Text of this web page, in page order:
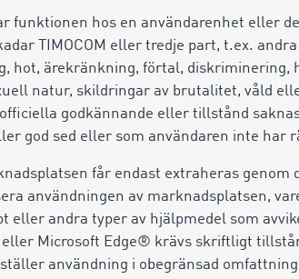
funktionen hos en användarenhet eller
TIMOCOM eller tredje part, t.ex.
hot, ärekränkning, förtal, diskriminering,
natur, skildringar av brutalitet, våld
godkännande eller tillstånd
god sed eller som användaren inte har
får endast extraheras genom
användningen av marknadsplatsen,
eller andra typer av hjälpmedel som
Microsoft Edge® krävs skriftligt
användning i obegränsad